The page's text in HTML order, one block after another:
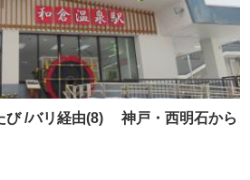
び /バリ経由(8) 神戸・西明石から